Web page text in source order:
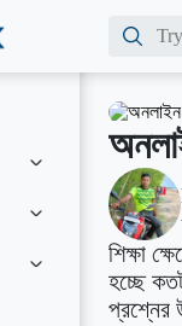
শিক্ষা
হচ্ছে
প্রশ্নের